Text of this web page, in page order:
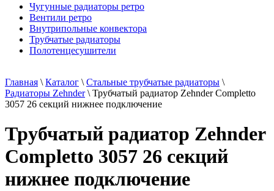
Чугунные радиаторы ретро
Вентили ретро
Внутрипольные конвектора
Трубчатые радиаторы
Полотенцесушители
Главная \ Каталог \ Стальные трубчатые радиаторы \
Радиаторы Zehnder\ Трубчатый радиатор Zehnder Completto
3057 26 секций нижнее подключение
Трубчатый радиатор Zehnder
Completto 3057 26 секций
нижнее подключение